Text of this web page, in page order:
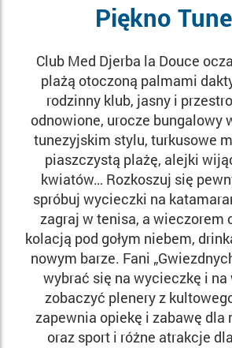
Piękno
Club Med Djerba la Douce
plażą otoczoną palmami
rodzinny klub, jasny i
odnowione, urocze bungalowy
tunezyjskim stylu, turkusowe
piaszczystą plażę, alejki
kwiatów… Rozkoszuj się
spróbuj wycieczki na
zagraj w tenisa, a wieczorem
kolacją pod gołym niebem,
nowym barze. Fani
wybrać się na wycieczkę i na
zobaczyć plenery z
zapewnia opiekę i zabawę dla
oraz sport i różne atrakcje